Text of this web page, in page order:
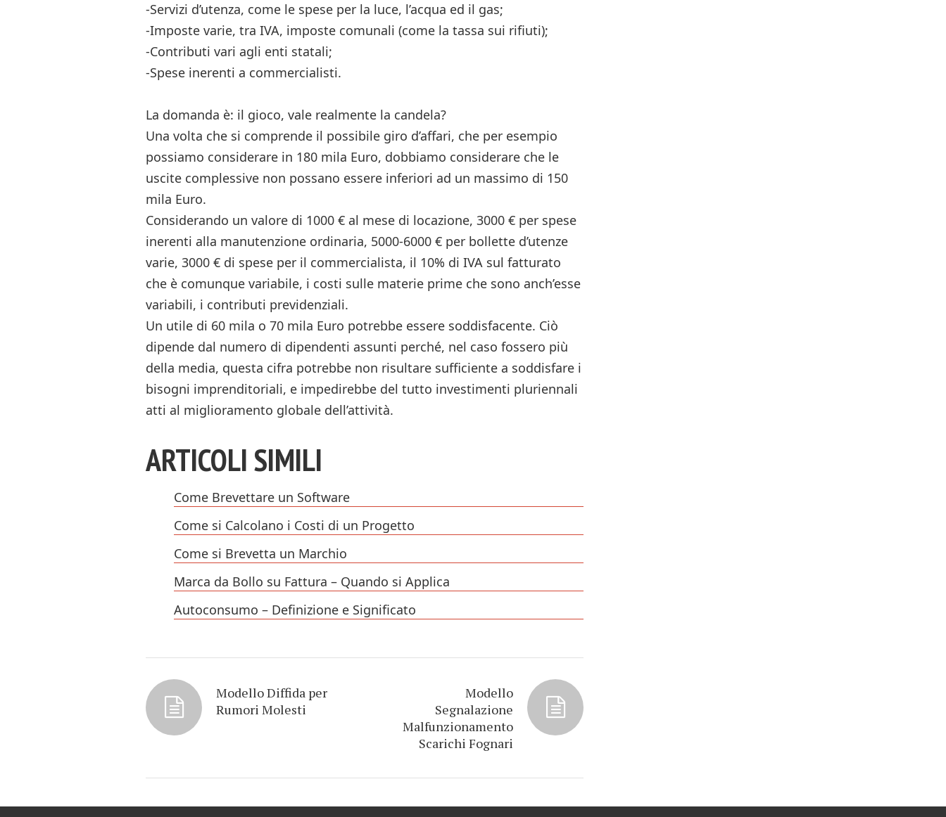
-Servizi d’utenza, come le spese per la luce, l’acqua ed il gas;
-Imposte varie, tra IVA, imposte comunali (come la tassa sui rifiuti);
-Contributi vari agli enti statali;
-Spese inerenti a commercialisti.
La domanda è: il gioco, vale realmente la candela?
Una volta che si comprende il possibile giro d’affari, che per esempio
possiamo considerare in 180 mila Euro, dobbiamo considerare che le
uscite complessive non possano essere inferiori ad un massimo di 150
mila Euro.
Considerando un valore di 1000 € al mese di locazione, 3000 € per spese
inerenti alla manutenzione ordinaria, 5000-6000 € per bollette d’utenze
varie, 3000 € di spese per il commercialista, il 10% di IVA sul fatturato
che è comunque variabile, i costi sulle materie prime che sono anch’esse
variabili, i contributi previdenziali.
Un utile di 60 mila o 70 mila Euro potrebbe essere soddisfacente. Ciò
dipende dal numero di dipendenti assunti perché, nel caso fossero più
della media, questa cifra potrebbe non risultare sufficiente a soddisfare i
bisogni imprenditoriali, e impedirebbe del tutto investimenti pluriennali
atti al miglioramento globale dell’attività.
ARTICOLI SIMILI
Come Brevettare un Software
Come si Calcolano i Costi di un Progetto
Come si Brevetta un Marchio
Marca da Bollo su Fattura – Quando si Applica
Autoconsumo – Definizione e Significato
Modello Diffida per
Rumori Molesti
Modello
Segnalazione
Malfunzionamento
Scarichi Fognari